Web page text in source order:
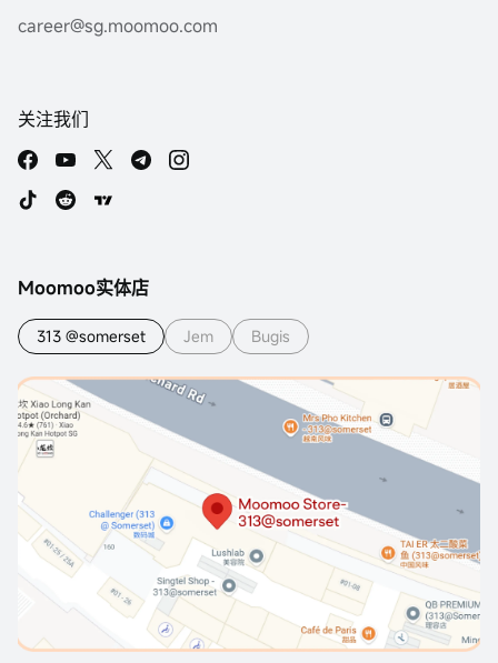
career@sg.moomoo.com
关注我们
Moomoo实体店
313 @somerset Jem Bugis